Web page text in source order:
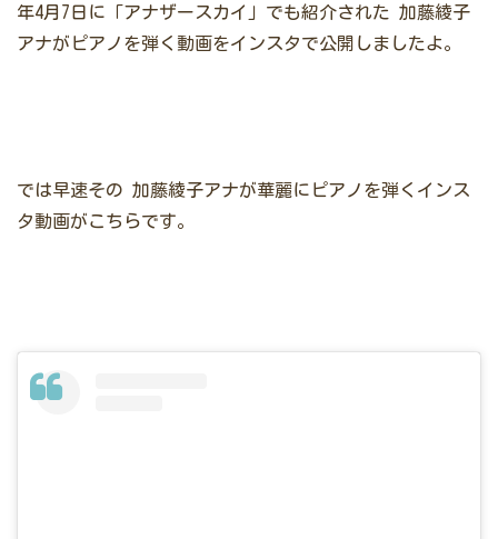
年4月7日に「アナザースカイ」でも紹介された
加藤綾子
アナがピアノを弾く動画をインスタで公開しましたよ。
では早速その 加藤綾子アナが華麗にピアノを弾くインス
タ動画がこちらです。